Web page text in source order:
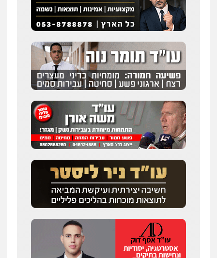
עו"ד שלומי שרון
פלילי צבאי מעצרים וחקירות
0547342002
עו"ד אלון קריטי
פלילי כלכלי אלימות סמים מעצרים
0525544654
מנשה, אלמוג – עורכי דין
פלילי עבירות תנועה צווארון לבן תעבורה
עורכי דין לענייני אסירים מעצרים וחקירות
0546470989
עו"ד זוהר ארבל
פלילי פשיעה חמורה מעצרים וחקירות
קטינים
עו"ד אסף דוק
פלילי עבירות מין סמים והימורים